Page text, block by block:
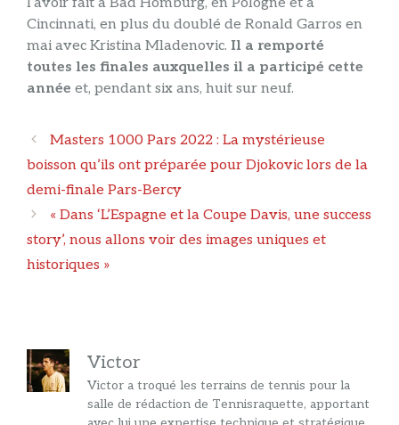
l’avoir fait à Bad Homburg, en Pologne et à
Cincinnati, en plus du doublé de Ronald Garros en
mai avec Kristina Mladenovic. Il a remporté
toutes les finales auxquelles il a participé cette
année et, pendant six ans, huit sur neuf.
Navigation
des
articles
Masters 1000 Pars 2022 : La mystérieuse
boisson qu’ils ont préparée pour Djokovic lors de la
demi-finale Pars-Bercy
« Dans ‘L’Espagne et la Coupe Davis, une success
story’, nous allons voir des images uniques et
historiques »
Victor
Victor a troqué les terrains de tennis pour la
salle de rédaction de Tennisraquette, apportant